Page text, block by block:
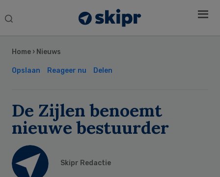
Search
Home › Nieuws
Opslaan Reageer nu Delen
De Zijlen benoemt
nieuwe bestuurder
Skipr Redactie
Sidebar